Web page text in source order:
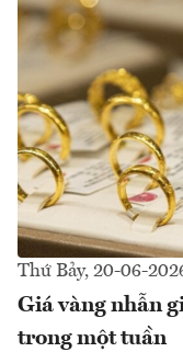
Thứ Bảy, 20-06-
Giá vàng nhẫn
trong một tuần